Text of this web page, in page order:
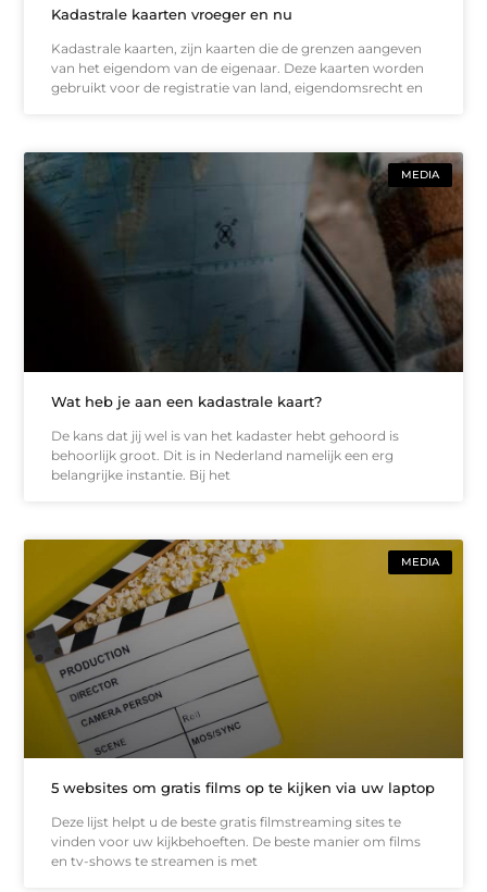
Kadastrale kaarten vroeger en nu
Kadastrale kaarten, zijn kaarten die de grenzen aangeven
van het eigendom van de eigenaar. Deze kaarten worden
gebruikt voor de registratie van land, eigendomsrecht en
MEDIA
Wat heb je aan een kadastrale kaart?
De kans dat jij wel is van het kadaster hebt gehoord is
behoorlijk groot. Dit is in Nederland namelijk een erg
belangrijke instantie. Bij het
MEDIA
5 websites om gratis films op te kijken via uw laptop
Deze lijst helpt u de beste gratis filmstreaming sites te
vinden voor uw kijkbehoeften. De beste manier om films
en tv-shows te streamen is met